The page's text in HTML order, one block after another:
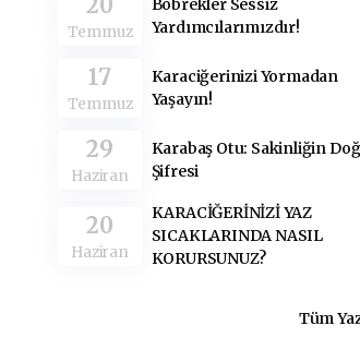
Temmuz
Böbrekler Sessiz
Yardımcılarımızdır!
17
Temmuz
Karaciğerinizi Yormadan
Yaşayın!
29
Haziran
Karabaş Otu: Sakinliğin
Şifresi
20
Haziran
KARACİĞERİNİZİ YAZ
SICAKLARINDA NASIL
KORURSUNUZ?
Tüm